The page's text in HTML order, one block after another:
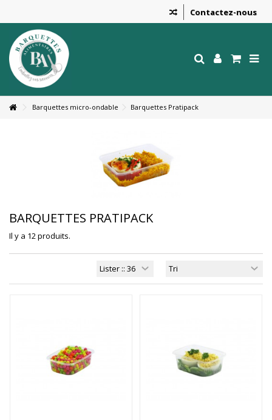
Contactez-nous
Barquettes micro-ondable Barquettes Pratipack
BARQUETTES PRATIPACK
Il y a 12 produits.